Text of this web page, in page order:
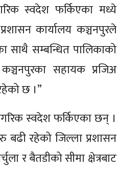
स्वदेश फर्किएका मध्ये
कार्यालय कञ्चनपुरले
साथै सम्बन्धित पालिकाको
सहायक प्रजिअ
छ ।”
स्वदेश फर्किएका छन् ।
बढी रहेको जिल्ला प्रशासन
र बैतडीको सीमा क्षेत्रबाट